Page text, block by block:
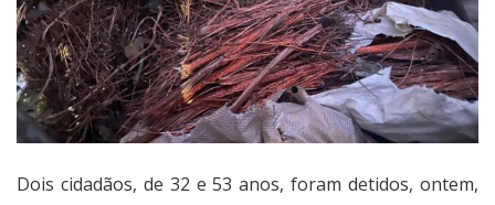
Dois cidadãos, de 32 e 53 anos, foram detidos, ontem,